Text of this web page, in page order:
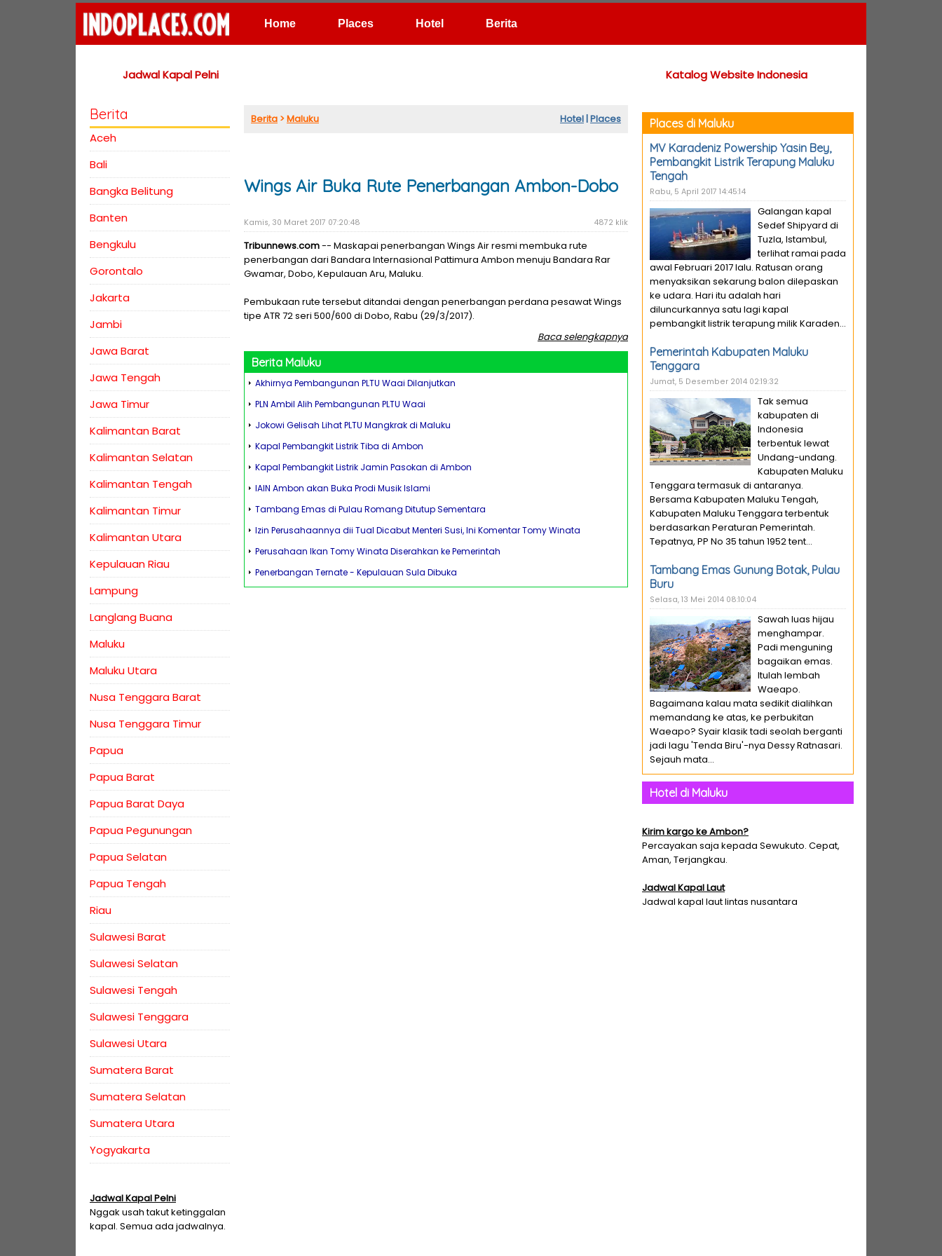
Home Places Hotel Berita
Jadwal Kapal Pelni Katalog Website Indonesia
Berita
Aceh
Bali
Bangka Belitung
Banten
Bengkulu
Gorontalo
Jakarta
Jambi
Jawa Barat
Jawa Tengah
Jawa Timur
Kalimantan Barat
Kalimantan Selatan
Kalimantan Tengah
Kalimantan Timur
Kalimantan Utara
Kepulauan Riau
Lampung
Langlang Buana
Maluku
Maluku Utara
Nusa Tenggara Barat
Nusa Tenggara Timur
Papua
Papua Barat
Papua Barat Daya
Papua Pegunungan
Papua Selatan
Papua Tengah
Riau
Sulawesi Barat
Sulawesi Selatan
Sulawesi Tengah
Sulawesi Tenggara
Sulawesi Utara
Sumatera Barat
Sumatera Selatan
Sumatera Utara
Yogyakarta
Jadwal Kapal Pelni
Nggak usah takut ketinggalan
kapal. Semua ada jadwalnya.
Berita >Maluku Hotel|Places
Wings Air Buka Rute Penerbangan Ambon-Dobo
Kamis, 30 Maret 2017 07:20:48 4872 klik
Tribunnews.com-- Maskapai penerbangan Wings Air resmi membuka rute
penerbangan dari Bandara Internasional Pattimura Ambon menuju Bandara Rar
Gwamar, Dobo, Kepulauan Aru, Maluku.
Pembukaan rute tersebut ditandai dengan penerbangan perdana pesawat Wings
tipe ATR 72 seri 500/600 di Dobo, Rabu (29/3/2017).
Baca selengkapnya
Berita Maluku
Akhirnya Pembangunan PLTU Waai Dilanjutkan
PLN Ambil Alih Pembangunan PLTU Waai
Jokowi Gelisah Lihat PLTU Mangkrak di Maluku
Kapal Pembangkit Listrik Tiba di Ambon
Kapal Pembangkit Listrik Jamin Pasokan di Ambon
IAIN Ambon akan Buka Prodi Musik Islami
Tambang Emas di Pulau Romang Ditutup Sementara
Izin Perusahaannya dii Tual Dicabut Menteri Susi, Ini Komentar Tomy Winata
Perusahaan Ikan Tomy Winata Diserahkan ke Pemerintah
Penerbangan Ternate - Kepulauan Sula Dibuka
Places di Maluku
MV Karadeniz Powership Yasin Bey,
Pembangkit Listrik Terapung Maluku
Tengah
Rabu, 5 April 2017 14:45:14
Galangan kapal
Sedef Shipyard di
Tuzla, Istambul,
terlihat ramai pada
awal Februari 2017 lalu. Ratusan orang
menyaksikan sekarung balon dilepaskan
ke udara. Hari itu adalah hari
diluncurkannya satu lagi kapal
pembangkit listrik terapung milik Karaden...
Pemerintah Kabupaten Maluku
Tenggara
Jumat, 5 Desember 2014 02:19:32
Tak semua
kabupaten di
Indonesia
terbentuk lewat
Undang-undang.
Kabupaten Maluku
Tenggara termasuk di antaranya.
Bersama Kabupaten Maluku Tengah,
Kabupaten Maluku Tenggara terbentuk
berdasarkan Peraturan Pemerintah.
Tepatnya, PP No 35 tahun 1952 tent...
Tambang Emas Gunung Botak, Pulau
Buru
Selasa, 13 Mei 2014 08:10:04
Sawah luas hijau
menghampar.
Padi menguning
bagaikan emas.
Itulah lembah
Waeapo.
Bagaimana kalau mata sedikit dialihkan
memandang ke atas, ke perbukitan
Waeapo? Syair klasik tadi seolah berganti
jadi lagu 'Tenda Biru'-nya Dessy Ratnasari.
Sejauh mata...
Hotel di Maluku
Kirim kargo ke Ambon?
Percayakan saja kepada Sewukuto. Cepat,
Aman, Terjangkau.
Jadwal Kapal Laut
Jadwal kapal laut lintas nusantara